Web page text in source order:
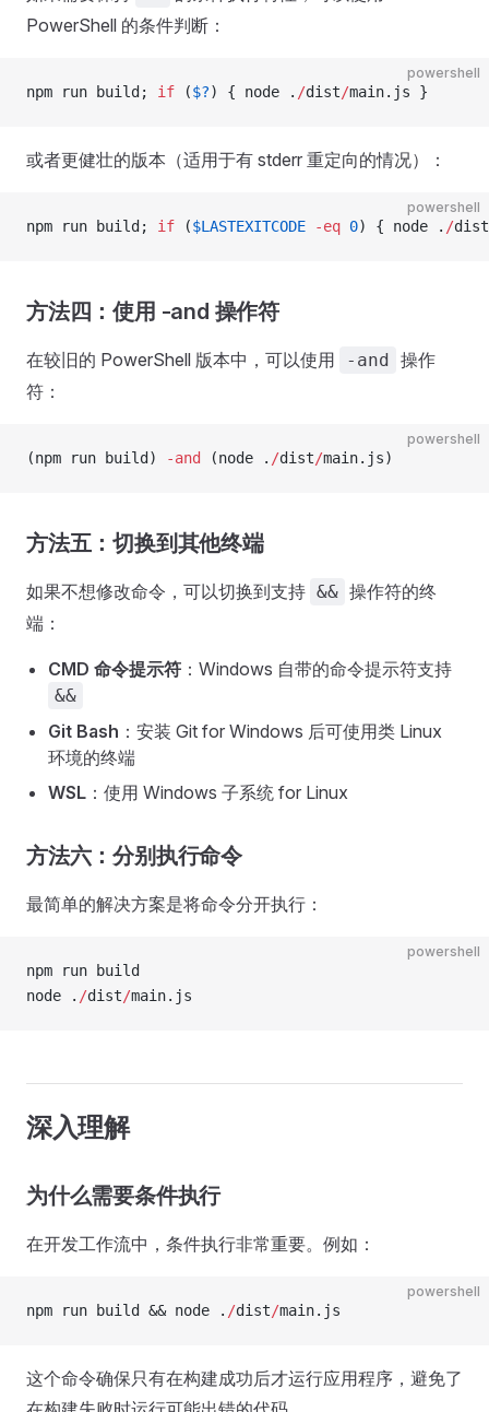
PowerShell 的条件判断：
powershell
npm run build; if ($?) { node . /dist/main.js }
或者更健壮的版本（适用于有 stderr 重定向的情况）：
powershell
npm run build; if ($LASTEXITCODE -eq 0) { node . /dist
方法四：使用 -and 操作符
在较旧的 PowerShell 版本中，可以使用 -and 操作
符：
powershell
(npm run build) -and (node . /dist/main.js)
方法五：切换到其他终端
如果不想修改命令，可以切换到支持 && 操作符的终
端：
CMD 命令提示符 ：Windows 自带的命令提示符支持
&&
Git Bash ：安装 Git for Windows 后可使用类 Linux
环境的终端
WSL ：使用 Windows 子系统 for Linux
方法六：分别执行命令
最简单的解决方案是将命令分开执行：
powershell
npm run build
node . /dist/main.js
深入理解
为什么需要条件执行
在开发工作流中，条件执行非常重要。例如：
powershell
npm run build && node . /dist/main.js
这个命令确保只有在构建成功后才运行应用程序，避免了